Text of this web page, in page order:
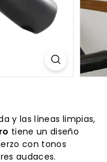
y las líneas limpias,
tiene un diseño
con tonos
audaces.